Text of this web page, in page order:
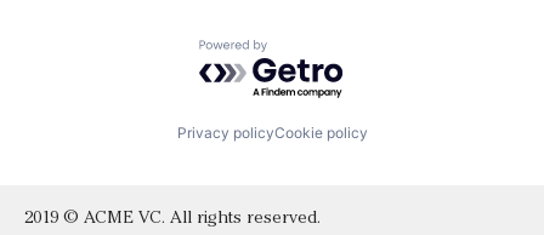
Powered by Getro.com
Privacy policyCookie policy
2019 © ACME VC. All rights reserved.